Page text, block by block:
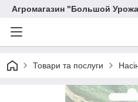
Агромагазин "Большой
Товари та послуги